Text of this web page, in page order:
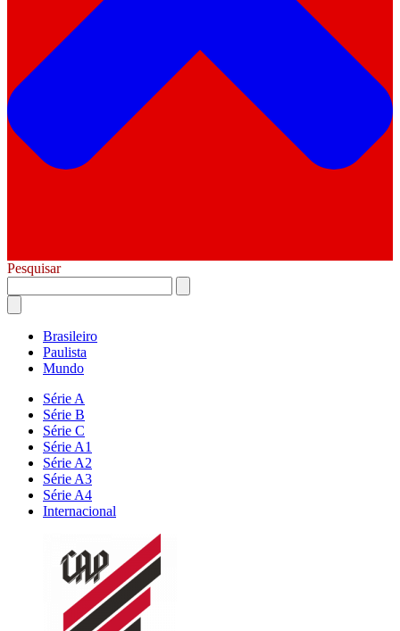
Pesquisar
Brasileiro
Paulista
Mundo
Série A
Série B
Série C
Série A1
Série A2
Série A3
Série A4
Internacional